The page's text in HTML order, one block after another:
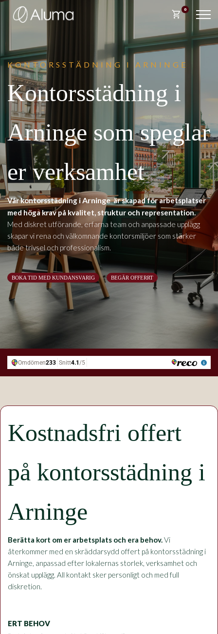
shopping_cart 0
KONTORSSTÄDNING I ARNINGE
Kontorsstädning i
Arninge som speglar
er verksamhet
Vår kontorsstädning i Arningeär skapad för arbetsplatser
med höga krav på kvalitet, struktur och representation.
Med diskret utförande, erfarna team och anpassade upplägg
skapar vi rena och välkomnande kontorsmiljöer som stärker
både trivsel och professionalism.
BOKA TID MED KUNDANSVARIG BEGÄR OFFERRT
Kostnadsfri offert
på kontorsstädning i
Arninge
Berätta kort om er arbetsplats och era behov.Vi
återkommer med en skräddarsydd offert på kontorsstädning i
Arninge, anpassad efter lokalernas storlek, verksamhet och
önskat upplägg. All kontakt sker personligt och med full
diskretion.
ERT BEHOV